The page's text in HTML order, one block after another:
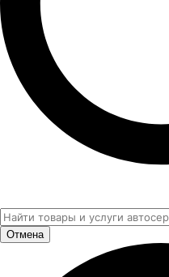
Отмена